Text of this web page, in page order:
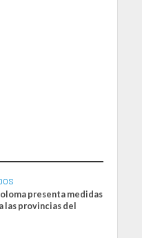
presenta medidas
las provincias del